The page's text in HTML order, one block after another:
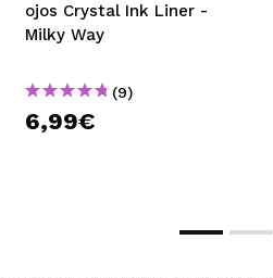
ojos Crystal Ink Liner -
Milky Way
(9)
6,99€